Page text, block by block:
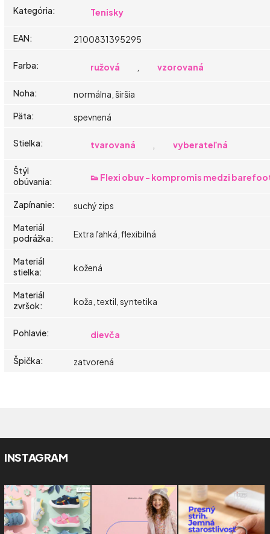
Kategória: Tenisky
EAN: 2100831395295
Farba: ružová vzorovaná
Noha:
normálna, širšia
Päta: spevnená
Stielka: tvarovaná vyberateľná
Štýl
obúvania: 👟 Flexi obuv - kompromis medzi
Zapínanie:
suchý zips
Materiál
podrážka: Extra ľahká, flexibilná
Materiál
stielka: kožená
Materiál
zvršok: koža, textil, syntetika
Pohlavie: dievča
Špička: zatvorená
INSTAGRAM